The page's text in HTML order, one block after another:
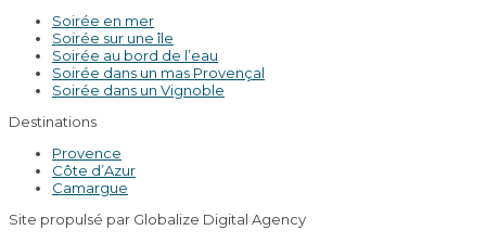
Soirée en mer
Soirée sur une île
Soirée au bord de l’eau
Soirée dans un mas Provençal
Soirée dans un Vignoble
Destinations
Provence
Côte d’Azur
Camargue
Site propulsé par Globalize Digital Agency